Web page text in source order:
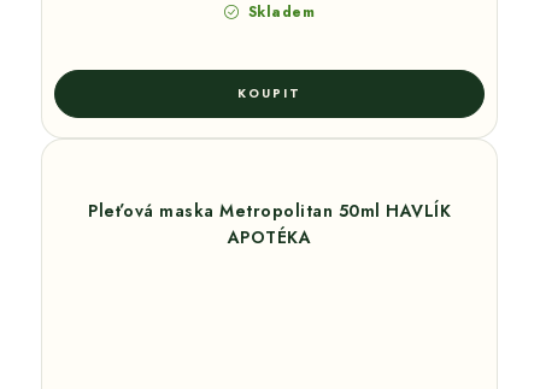
Skladem
Pleťová maska Metropolitan 50ml HAVLÍK
APOTÉKA